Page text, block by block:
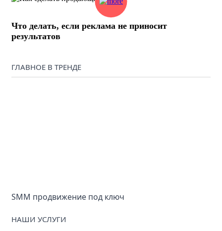
Что делать, если реклама не приносит
результатов
ГЛАВНОЕ В ТРЕНДЕ
SMM продвижение под ключ
НАШИ УСЛУГИ